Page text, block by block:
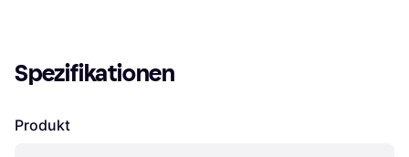
Spezifikationen
Produkt